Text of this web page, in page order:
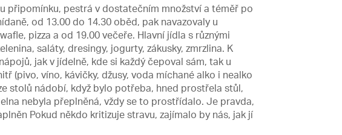
připomínku, pestrá v dostatečním množství a téměř po
od 13.00 do 14.30 oběd, pak navazovaly u
pizza a od 19.00 večeře. Hlavní jídla s různými
saláty, dresingy, jogurty, zákusky, zmrzlina. K
jak v jídelně, kde si každý čepoval sám, tak u
(pivo, víno, kávičky, džusy, voda míchané alko i nealko
stolů nádobí, když bylo potřeba, hned prostřela stůl,
nebyla přeplněná, vždy se to prostřídalo. Je pravda,
Pokud někdo kritizuje stravu, zajímalo by nás, jak jí